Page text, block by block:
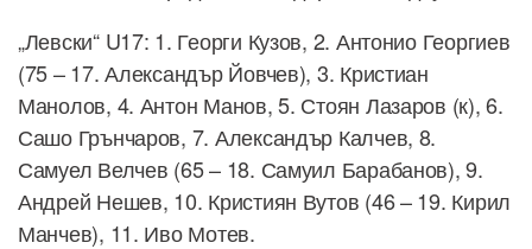
„Левски“ U17: 1. Георги Кузов, 2. Антонио Георгиев
(75 – 17. Александър Йовчев), 3. Кристиан
Манолов, 4. Антон Манов, 5. Стоян Лазаров (к), 6.
Сашо Грънчаров, 7. Александър Калчев, 8.
Самуел Велчев (65 – 18. Самуил Барабанов), 9.
Андрей Нешев, 10. Кристиян Вутов (46 – 19. Кирил
Манчев), 11. Иво Мотев.